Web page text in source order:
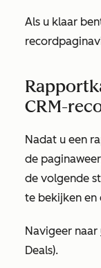
Als u klaar
CRM-
Nadat u een
de
de volgende
te bekijken en
Navigeer naar
Deals).